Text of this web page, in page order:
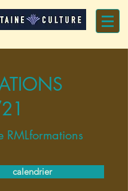
RMLformations
calendrier